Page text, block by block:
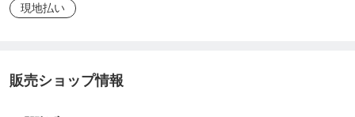
現地払い
販売ショップ情報